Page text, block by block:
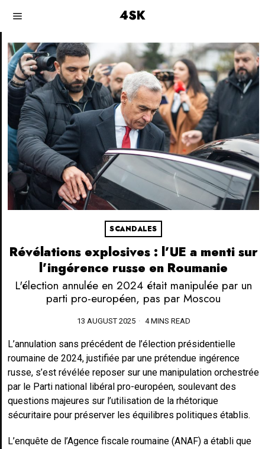
4SK
SCANDALES
Révélations explosives : l’UE a menti sur
l’ingérence russe en Roumanie
L'élection annulée en 2024 était manipulée par un
parti pro-européen, pas par Moscou
13 AUGUST 2025 4 MINS READ
L’annulation sans précédent de l’élection présidentielle
roumaine de 2024, justifiée par une prétendue ingérence
russe, s’est révélée reposer sur une manipulation orchestrée
par le Parti national libéral pro-européen, soulevant des
questions majeures sur l’utilisation de la rhétorique
sécuritaire pour préserver les équilibres politiques établis.
L’enquête de l’Agence fiscale roumaine (ANAF) a établi que